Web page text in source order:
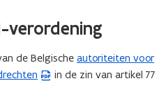
verordening
de Belgische autoriteiten voor
(
P
in de zin van artikel 77